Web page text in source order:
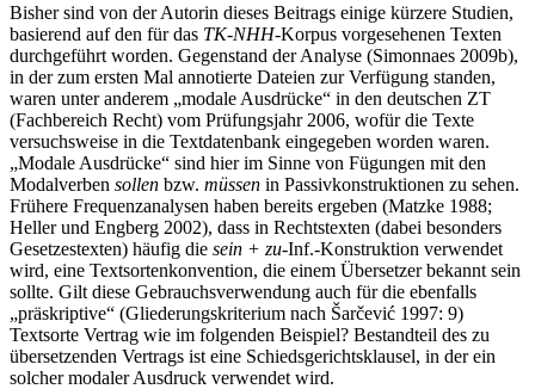
Bisher sind von der Autorin dieses Beitrags einige kürzere Studien,
basierend auf den für das TK-NHH-Korpus vorgesehenen Texten
durchgeführt worden. Gegenstand der Analyse (Simonnaes 2009b),
in der zum ersten Mal annotierte Dateien zur Verfügung standen,
waren unter anderem „modale Ausdrücke“ in den deutschen ZT
(Fachbereich Recht) vom Prüfungsjahr 2006, wofür die Texte
versuchsweise in die Textdatenbank eingegeben worden waren.
„Modale Ausdrücke“ sind hier im Sinne von Fügungen mit den
Modalverben sollen bzw. müssen in Passivkonstruktionen zu sehen.
Frühere Frequenzanalysen haben bereits ergeben (Matzke 1988;
Heller und Engberg 2002), dass in Rechtstexten (dabei besonders
Gesetzestexten) häufig die sein + zu-Inf.-Konstruktion verwendet
wird, eine Textsortenkonvention, die einem Übersetzer bekannt sein
sollte. Gilt diese Gebrauchsverwendung auch für die ebenfalls
„präskriptive“ (Gliederungskriterium nach Šarčević 1997: 9)
Textsorte Vertrag wie im folgenden Beispiel? Bestandteil des zu
übersetzenden Vertrags ist eine Schiedsgerichtsklausel, in der ein
solcher modaler Ausdruck verwendet wird.